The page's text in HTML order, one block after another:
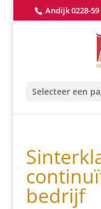
Andijk 0228-59
Selecteer een
bedrijf